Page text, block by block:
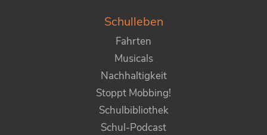
Schulleben
Fahrten
Musicals
Nachhaltigkeit
Stoppt Mobbing!
Schulbibliothek
Schul-Podcast